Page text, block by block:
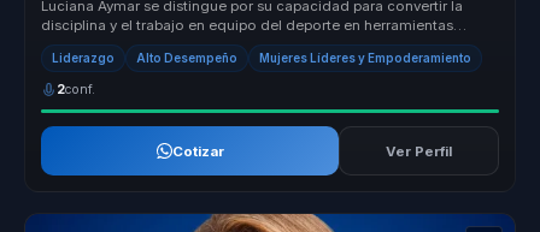
Luciana Aymar se distingue por su capacidad para convertir la
disciplina y el trabajo en equipo del deporte en herramientas
poderosas par...
Liderazgo Alto Desempeño Mujeres Líderes y Empoderamiento
2conf.
Cotizar Ver Perfil